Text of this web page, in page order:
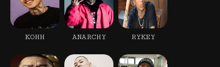
KOHH ANARCHY RYKEY